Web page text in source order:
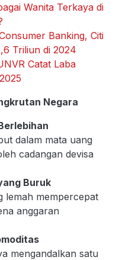
Wanita Terkaya di
Banking, Citi
Triliun di 2024
Catat Laba
Negara
dalam mata uang
cadangan devisa
Buruk
lemah mempercepat
anggaran
mengandalkan satu